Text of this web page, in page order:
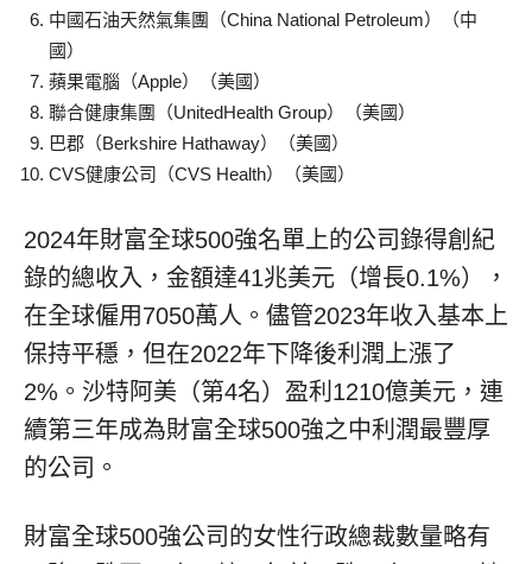
中國石油天然氣集團（China National Petroleum）（中
國）
蘋果電腦（Apple）（美國）
聯合健康集團（UnitedHealth Group）（美國）
巴郡（Berkshire Hathaway）（美國）
CVS健康公司（CVS Health）（美國）
2024年財富全球500強名單上的公司錄得創紀
錄的總收入，金額達41兆美元（增長0.1%），
在全球僱用7050萬人。儘管2023年收入基本上
保持平穩，但在2022年下降後利潤上漲了
2%。沙特阿美（第4名）盈利1210億美元，連
續第三年成為財富全球500強之中利潤最豐厚
的公司。
財富全球500強公司的女性行政總裁數量略有